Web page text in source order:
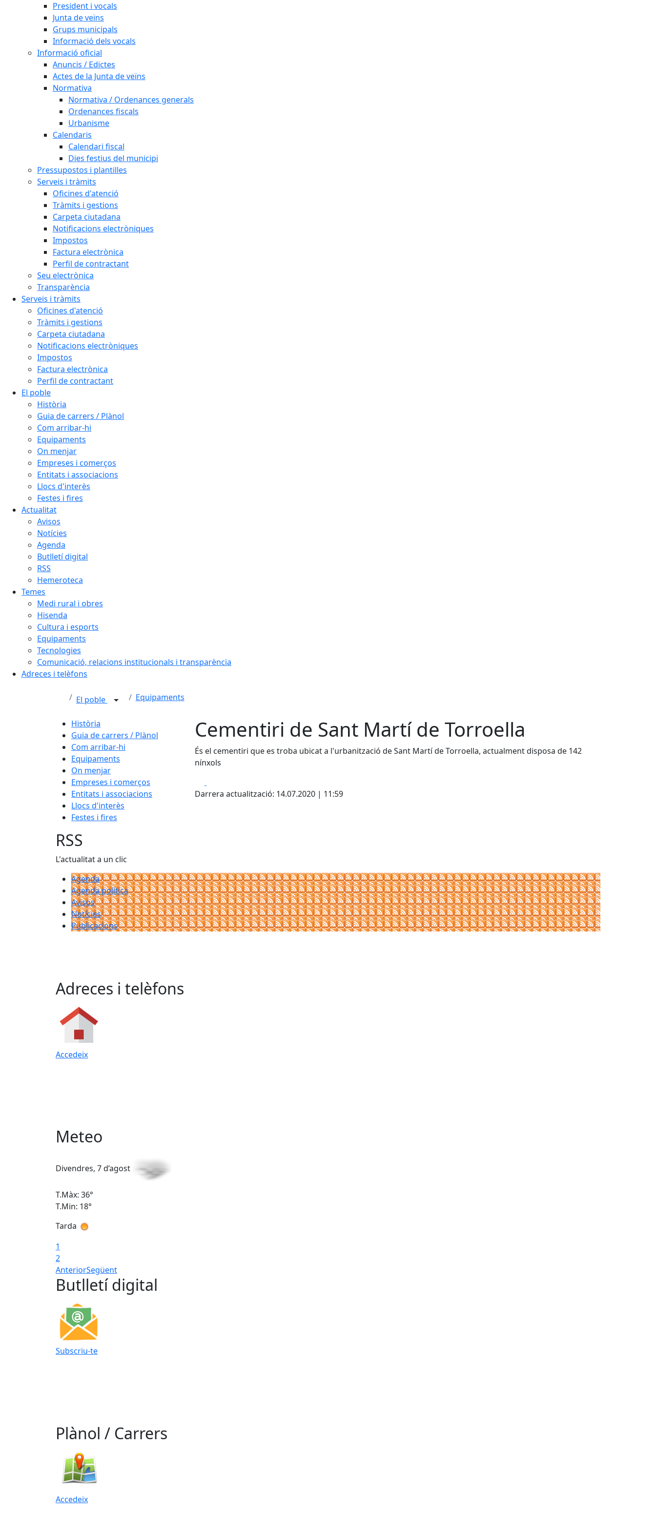
President i vocals
Junta de veïns
Grups municipals
Informació dels vocals
Informació oficial
Anuncis / Edictes
Actes de la Junta de veïns
Normativa
Normativa / Ordenances generals
Ordenances fiscals
Urbanisme
Calendaris
Calendari fiscal
Dies festius del municipi
Pressupostos i plantilles
Serveis i tràmits
Oficines d'atenció
Tràmits i gestions
Carpeta ciutadana
Notificacions electròniques
Impostos
Factura electrònica
Perfil de contractant
Seu electrònica
Transparència
Serveis i tràmits
Oficines d'atenció
Tràmits i gestions
Carpeta ciutadana
Notificacions electròniques
Impostos
Factura electrònica
Perfil de contractant
El poble
Història
Guia de carrers / Plànol
Com arribar-hi
Equipaments
On menjar
Empreses i comerços
Entitats i associacions
Llocs d'interès
Festes i fires
Actualitat
Avisos
Notícies
Agenda
Butlletí digital
RSS
Hemeroteca
Temes
Medi rural i obres
Hisenda
Cultura i esports
Equipaments
Tecnologies
Comunicació, relacions institucionals i transparència
Adreces i telèfons
El poble Equipaments
Història
Guia de carrers / Plànol
Com arribar-hi
Equipaments
On menjar
Empreses i comerços
Entitats i associacions
Llocs d'interès
Festes i fires
Cementiri de Sant Martí de Torroella
És el cementiri que es troba ubicat a l'urbanització de Sant Martí de Torroella, actualment disposa de 142
nínxols
Darrera actualització: 14.07.2020 | 11:59
RSS
L'actualitat a un clic
Agenda
Agenda política
Avisos
Notícies
Publicacions
Adreces i telèfons
Accedeix
Meteo
Divendres, 7 d’agost
T.Màx: 36°
T.Min: 18°
Tarda
1
2
AnteriorSegüent
Butlletí digital
Subscriu-te
Plànol / Carrers
Accedeix